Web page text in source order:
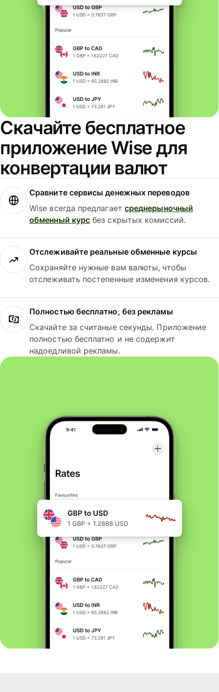
Скачайте бесплатное
приложение Wise для
конвертации валют
Сравните сервисы денежных переводов
Wise всегда предлагает среднерыночный
обменный курс без скрытых комиссий.
Отслеживайте реальные обменные курсы
Сохраняйте нужные вам валюты, чтобы
отслеживать постепенные изменения курсов.
Полностью бесплатно, без рекламы
Скачайте за считаные секунды. Приложение
полностью бесплатно и не содержит
надоедливой рекламы.